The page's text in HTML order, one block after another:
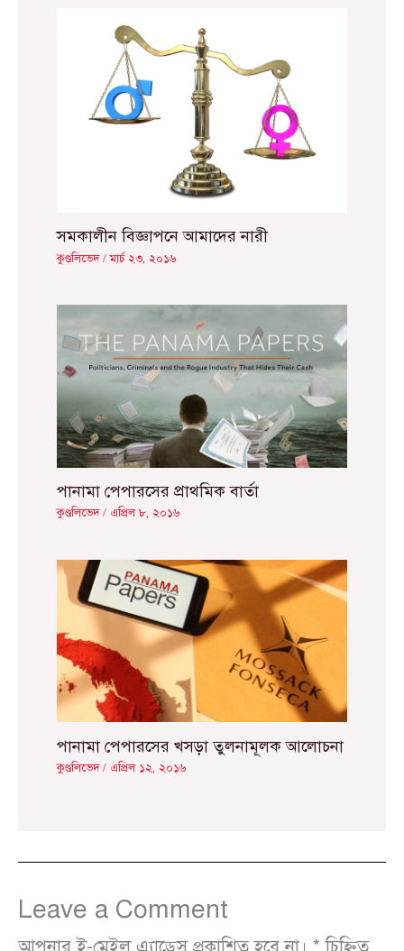
সমকালীন বিজ্ঞাপনে আমাদের নারী
কুণ্ডলিভেদ/মার্চ ২৩, ২০১৬
পানামা পেপারসের প্রাথমিক বার্তা
কুণ্ডলিভেদ/ এপ্রিল ৮, ২০১৬
পানামা পেপারসের খসড়া তুলনামূলক আলোচনা
কুণ্ডলিভেদ/ এপ্রিল ১২, ২০১৬
Leave a Comment